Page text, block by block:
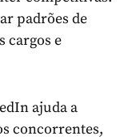
padrões de
cargos e
ajuda a
concorrentes,